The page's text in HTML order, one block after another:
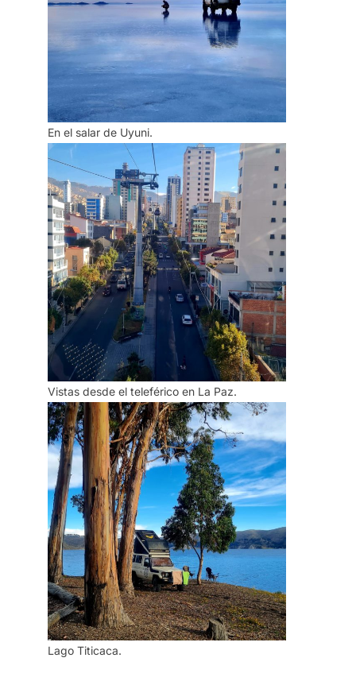
En el salar de Uyuni.
Vistas desde el teleférico en La Paz.
Lago Titicaca.